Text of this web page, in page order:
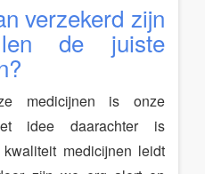
verzekerd zijn
de juiste
medicijnen is onze
idee daarachter is
medicijnen leidt